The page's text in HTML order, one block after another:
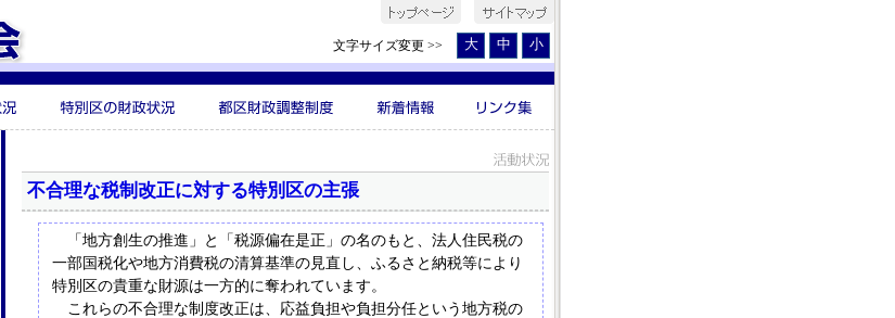
文字サイズ変更 >> 大 中 小
不合理な税制改正に対する特別区の主張
「地方創生の推進」と「税源偏在是正」の名のもと、法人住民税の
一部国税化や地方消費税の清算基準の見直し、ふるさと納税等により
特別区の貴重な財源は一方的に奪われています。
これらの不合理な制度改正は、応益負担や負担分任という地方税の